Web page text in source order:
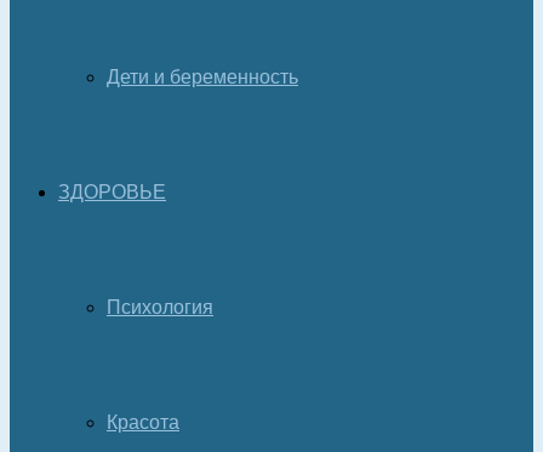
Дети и беременность
ЗДОРОВЬЕ
Психология
Красота